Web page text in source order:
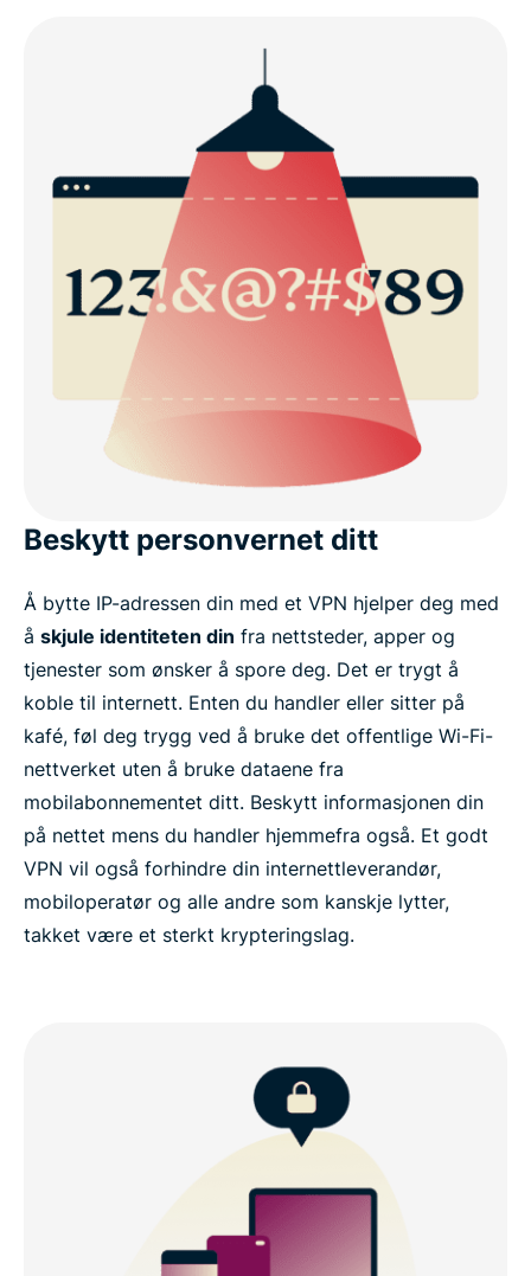
Beskytt personvernet ditt
Å bytte IP-adressen din med et VPN hjelper deg med
å skjule identiteten din fra nettsteder, apper og
tjenester som ønsker å spore deg. Det er trygt å
koble til internett. Enten du handler eller sitter på
kafé, føl deg trygg ved å bruke det offentlige Wi-Fi-
nettverket uten å bruke dataene fra
mobilabonnementet ditt. Beskytt informasjonen din
på nettet mens du handler hjemmefra også. Et godt
VPN vil også forhindre din internettleverandør,
mobiloperatør og alle andre som kanskje lytter,
takket være et sterkt krypteringslag.